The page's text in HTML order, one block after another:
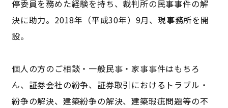
停委員を務めた経験を持ち、裁判所の民事事件の解
決に助力。2018年（平成30年）9月、現事務所を開
設。
個人の方のご相談・一般民事・家事事件はもちろ
ん、証券会社の紛争、証券取引におけるトラブル・
紛争の解決、建築紛争の解決、建築瑕疵問題等の不